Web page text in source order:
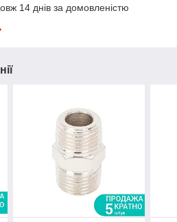
14 днів за домовленістю